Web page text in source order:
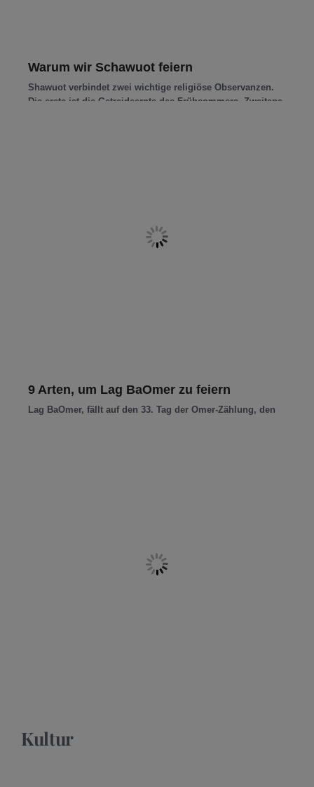
Warum wir Schawuot feiern
Shawuot verbindet zwei wichtige religiöse Observanzen.
Die erste ist die Getreideernte des Frühsommers. Zweitens
9 Arten, um Lag BaOmer zu feiern
Lag BaOmer, fällt auf den 33. Tag der Omer-Zählung, den
Kultur